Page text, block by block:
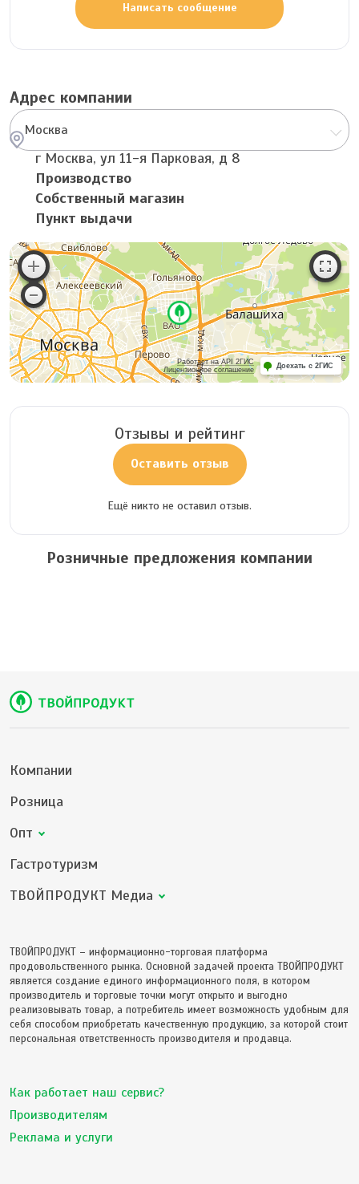
Написать сообщение
Адрес компании
Москва
г Москва, ул 11-я Парковая, д 8
Производство
Собственный магазин
Пункт выдачи
Работает на API 2ГИС
Лицензионное соглашение
Доехать с 2ГИС
Отзывы и рейтинг
Оставить отзыв
Ещё никто не оставил отзыв.
Розничные предложения компании
Компании
Розница
Опт
Гастротуризм
ТВОЙПРОДУКТ Медиа
ТВОЙПРОДУКТ – информационно-торговая платформа
продовольственного рынка. Основной задачей проекта ТВОЙПРОДУКТ
является создание единого информационного поля, в котором
производитель и торговые точки могут открыто и выгодно
реализовывать товар, а потребитель имеет возможность удобным для
себя способом приобретать качественную продукцию, за которой стоит
персональная ответственность производителя и продавца.
Как работает наш сервис?
Производителям
Реклама и услуги